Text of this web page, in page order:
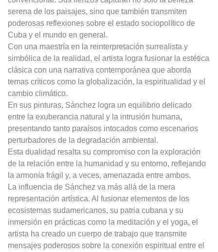
serena de los paisajes, sino que también transmiten
poderosas reflexiones sobre el estado sociopolítico de
Cuba y el mundo en general.
Con una maestría en la reinterpretación surrealista y
simbólica de la realidad, el artista logra fusionar la estética
clásica con una narrativa contemporánea que aborda
temas críticos como la globalización, la espiritualidad y el
cambio climático.
En sus pinturas, Sánchez logra un equilibrio delicado
entre la exuberancia natural y la intrusión humana,
presentando tanto paraísos intocados como escenarios
perturbadores de la degradación ambiental.
Esta dualidad resalta su compromiso con la exploración
de la relación entre la humanidad y su entorno, reflejando
la armonía frágil y, a veces, amenazada entre ambos.
La influencia de Sánchez va más allá de la mera
representación artística. Al fusionar elementos de los
ecosistemas sudamericanos, su patria cubana y su
inmersión en prácticas como la meditación y el yoga, el
artista ha creado un cuerpo de trabajo que transmite
mensajes poderosos sobre la conexión espiritual entre el